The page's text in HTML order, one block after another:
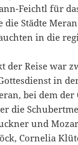
Feichtl für
die Städte
in die
der Reise war
in
bei dem der
die
und
Cornelia